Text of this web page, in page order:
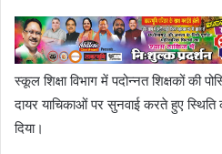
स्कूल शिक्षा विभाग में पदोन्नत शिक्षकों की
दायर याचिकाओं पर सुनवाई करते हुए
दिया।